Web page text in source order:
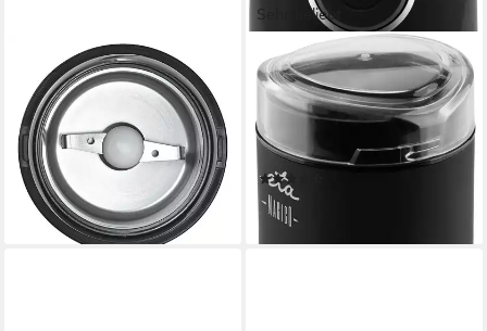
SEVERIN
Kaffeemühle KM 3879, 150
W, 50 g Bohnenbehälter, für
Kaffeebohnen, Nüsse und
Gewürze
ab 34,99 €
lieferbar - in 3-4 Werktagen bei dir
Sehr beliebt
ETA
Kaffeemühle MAGICO
ETA006590000, 150 W,
Schlagmesser, 50 g
Bohnenbehälter
19,99 €
lieferbar - in 3-4 Werktagen bei dir